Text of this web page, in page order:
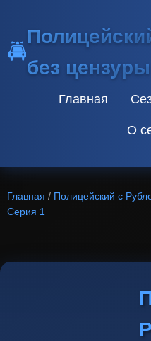
🚔
без цензуры
Главная
О
Главная / Полицейский с
Серия 1